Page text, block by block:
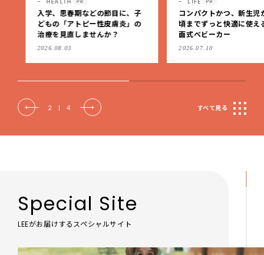
PR
入学、思春期などの節目に、子
どもの「アトピー性皮膚炎」の
治療を見直しませんか？
2026.08.03
PR
コンパクトかつ、新生児か
頃までずっと快適に使える
面式ベビーカー
2026.07.10
2 | 4 すべて見る
Special Site
LEEがお届けするスペシャルサイト